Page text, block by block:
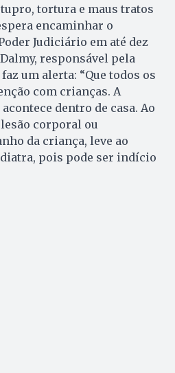
tortura e maus tratos
encaminhar o
Judiciário em até dez
responsável pela
um alerta: “Que todos os
com crianças. A
dentro de casa. Ao
corporal ou
da criança, leve ao
pois pode ser indício